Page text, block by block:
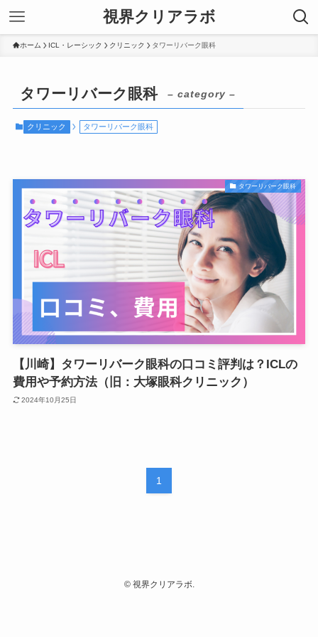
視界クリアラボ
ホーム ICL・レーシック クリニック タワーリバーク眼科
タワーリバーク眼科 – category –
クリニック タワーリバーク眼科
タワーリバーク眼科
【川崎】タワーリバーク眼科の口コミ評判は？ICLの
費用や予約方法（旧：大塚眼科クリニック）
2024年10月25日
1
©視界クリアラボ.